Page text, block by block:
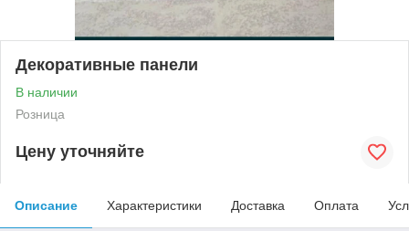
Декоративные панели
В наличии
Розница
Цену уточняйте
Описание Характеристики Доставка Оплата